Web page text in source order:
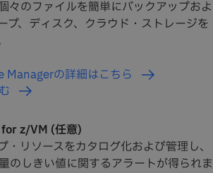
々のファイルを簡単にバックアップおよ
プ、ディスク、クラウド・ストレージを
の詳細はこちら
z/VM (任意)
・リソースをカタログ化および管理し、
のしきい値に関するアラートが得られま